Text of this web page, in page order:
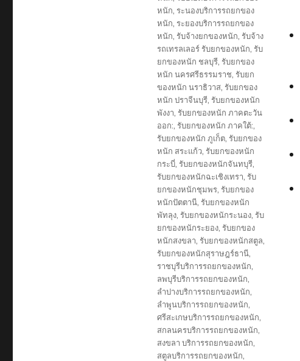
หนัก, ระนองบริการรถยกของ
หนัก, ระยองบริการรถยกของ
หนัก, รับจ้างยกของหนัก, รับจ้าง
รถเทรลเลอร์ รับยกของหนัก, รับ
ยกของหนัก ชลบุรี, รับยกของ
หนัก นครศรีธรรมราช, รับยก
ของหนัก นราธิวาส, รับยกของ
หนัก ปราจีนบุรี, รับยกของหนัก
พังงา, รับยกของหนัก ภาคตะวัน
ออก:, รับยกของหนัก ภาคใต้:,
รับยกของหนัก ภูเก็ต, รับยกของ
หนัก สระแก้ว, รับยกของหนัก
กระบี่, รับยกของหนักจันทบุรี,
รับยกของหนักฉะเชิงเทรา, รับ
ยกของหนักชุมพร, รับยกของ
หนักปัตตานี, รับยกของหนัก
พัทลุง, รับยกของหนักระนอง, รับ
ยกของหนักระยอง, รับยกของ
หนักสงขลา, รับยกของหนักสตูล,
รับยกของหนักสุราษฎร์ธานี,
ราชบุรีบริการรถยกของหนัก,
ลพบุรีบริการรถยกของหนัก,
ลำปางบริการรถยกของหนัก,
ลำพูนบริการรถยกของหนัก,
ศรีสะเกษบริการรถยกของหนัก,
สกลนครบริการรถยกของหนัก,
สงขลา บริการรถยกของหนัก,
สตูลบริการรถยกของหนัก,